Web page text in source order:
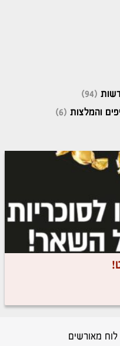
(94)
והמלצות (6)
לוח מאורשים